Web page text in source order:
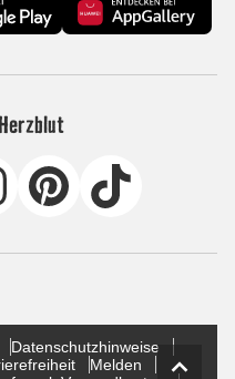
Datenschutzhinweise
Melden